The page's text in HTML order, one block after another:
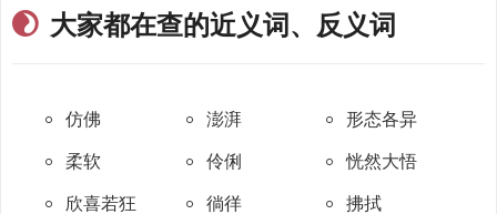
大家都在查的近义词、反义词
仿佛 澎湃 形态各异
柔软 伶俐 恍然大悟
欣喜若狂 徜徉 拂拭